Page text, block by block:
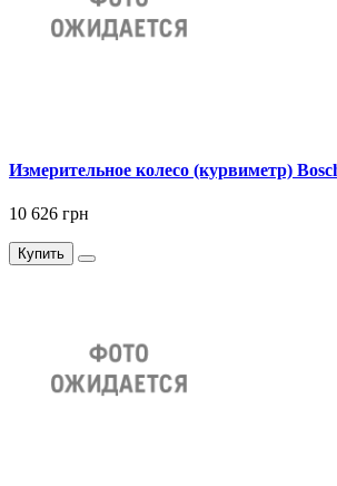
Измерительное колесо (курвиметр)
10 626 грн
Купить